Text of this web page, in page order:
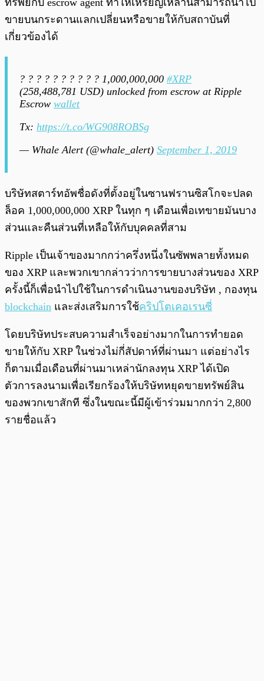
ทรัพย์กับ escrow agent ทำให้เหรียญเหล่านี้สามารถนำไป
ขายบนกระดานแลกเปลี่ยนหรือขายให้กับสถาบันที่
เกี่ยวข้องได้
? ? ? ? ? ? ? ? ? ? 1,000,000,000 #XRP
(258,488,781 USD) unlocked from escrow at Ripple
Escrow wallet
Tx: https://t.co/WG908ROBSg
— Whale Alert (@whale_alert) September 1, 2019
บริษัทสตาร์ทอัพชื่อดังที่ตั้งอยู่ในซานฟรานซิสโกจะปลด
ล็อค 1,000,000,000 XRP ในทุก ๆ เดือนเพื่อเทขายมันบาง
ส่วนและคืนส่วนที่เหลือให้กับบุคคลที่สาม
Ripple เป็นเจ้าของมากกว่าครึ่งหนึ่งในซัพพลายทั้งหมด
ของ XRP และพวกเขากล่าวว่าการขายบางส่วนของ XRP
ครั้งนี้ก็เพื่อนำไปใช้ในการดำเนินงานของบริษัท , กองทุน
blockchain และส่งเสริมการใช้คริปโตเคอเรนซี่
โดยบริษัทประสบความสำเร็จอย่างมากในการทำยอด
ขายให้กับ XRP ในช่วงไม่กี่สัปดาห์ที่ผ่านมา แต่อย่างไร
ก็ตามเมื่อเดือนที่ผ่านมาเหล่านักลงทุน XRP ได้เปิด
ตัวการลงนามเพื่อเรียกร้องให้บริษัทหยุดขายทรัพย์สิน
ของพวกเขาสักที ซึ่งในขณะนี้มีผู้เข้าร่วมมากกว่า 2,800
รายชื่อแล้ว